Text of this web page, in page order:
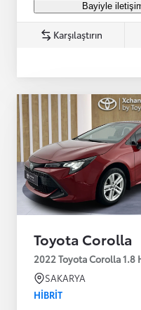
Bayiyle
Karşılaştırın
Toyota Corolla
2022 Toyota Corolla 1.8
SAKARYA
HIBRIT